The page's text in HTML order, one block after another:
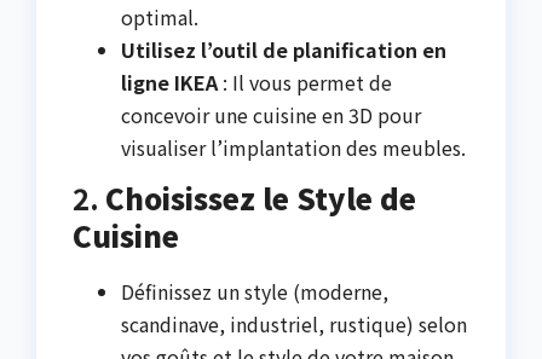
optimal.
Utilisez l’outil de planification en
ligne IKEA : Il vous permet de
concevoir une cuisine en 3D pour
visualiser l’implantation des meubles.
2. Choisissez le Style de
Cuisine
Définissez un style (moderne,
scandinave, industriel, rustique) selon